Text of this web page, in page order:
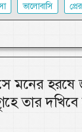
ভালোবাসি
মনের হরষে
তার